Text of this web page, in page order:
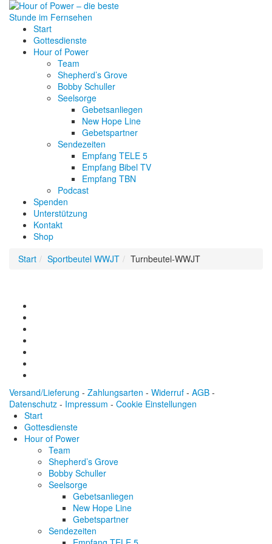
Start
Gottesdienste
Hour of Power
Team
Shepherd’s Grove
Bobby Schuller
Seelsorge
Gebetsanliegen
New Hope Line
Gebetspartner
Sendezeiten
Empfang TELE 5
Empfang Bibel TV
Empfang TBN
Podcast
Spenden
Unterstützung
Kontakt
Shop
Start
Sportbeutel WWJT Turnbeutel-WWJT
Versand/Lieferung - Zahlungsarten - Widerruf - AGB -
Datenschutz - Impressum - Cookie Einstellungen
Start
Gottesdienste
Hour of Power
Team
Shepherd’s Grove
Bobby Schuller
Seelsorge
Gebetsanliegen
New Hope Line
Gebetspartner
Sendezeiten